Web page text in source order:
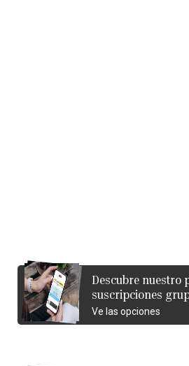
Descubre nuestro
suscripciones
Ve las opciones